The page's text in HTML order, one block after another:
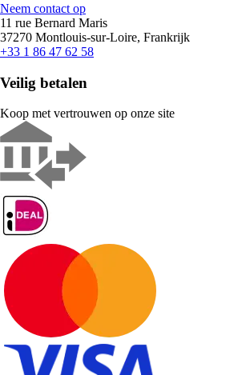
Neem contact op
11 rue Bernard Maris
37270 Montlouis-sur-Loire, Frankrijk
+33 1 86 47 62 58
Veilig betalen
Koop met vertrouwen op onze site